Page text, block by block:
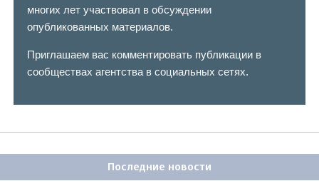
многих лет участвовал в обсуждении
опубликованных материалов.
Приглашаем вас комментировать публикации в
сообществах агентства в социальных сетях.
Последние новости